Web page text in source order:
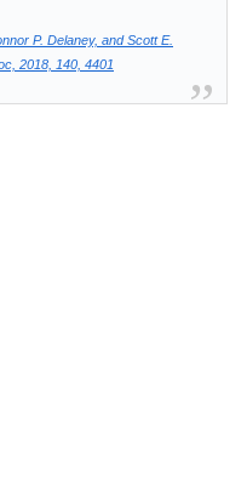
P. Delaney, and Scott E.
2018, 140, 4401